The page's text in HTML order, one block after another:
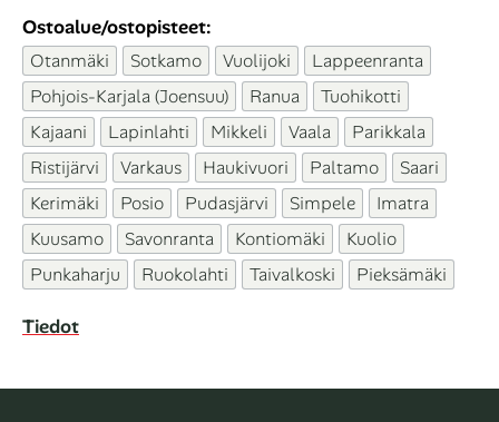
Ostoalue/ostopisteet:
Otanmäki Sotkamo Vuolijoki
Lappeenranta
Pohjois-Karjala (Joensuu)
Ranua
Tuohikotti
Kajaani
Lapinlahti Mikkeli Vaala
Parikkala
Ristijärvi
Varkaus Haukivuori Paltamo
Saari
Kerimäki
Posio Pudasjärvi Simpele
Imatra
Kuusamo
Savonranta Kontiomäki
Kuolio
Punkaharju
Ruokolahti Taivalkoski Pieksämäki
Tiedot